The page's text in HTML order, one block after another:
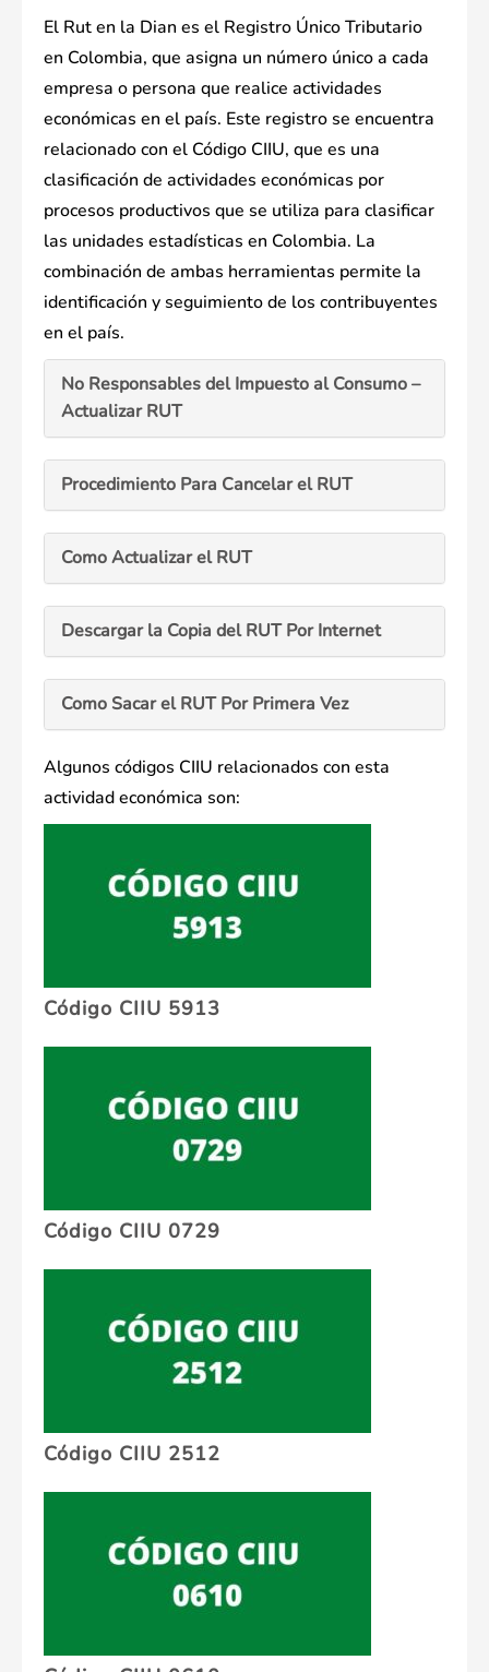
El Rut en la Dian es el Registro Único Tributario
en Colombia, que asigna un número único a cada
empresa o persona que realice actividades
económicas en el país. Este registro se encuentra
relacionado con el Código CIIU, que es una
clasificación de actividades económicas por
procesos productivos que se utiliza para clasificar
las unidades estadísticas en Colombia. La
combinación de ambas herramientas permite la
identificación y seguimiento de los contribuyentes
en el país.
No Responsables del Impuesto al Consumo –
Actualizar RUT
Procedimiento Para Cancelar el RUT
Como Actualizar el RUT
Descargar la Copia del RUT Por Internet
Como Sacar el RUT Por Primera Vez
Algunos códigos CIIU relacionados con esta
actividad económica son:
Código CIIU 5913
Código CIIU 0729
Código CIIU 2512